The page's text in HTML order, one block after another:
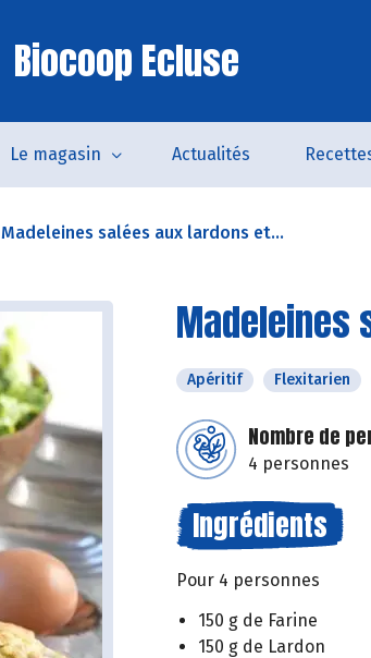
Biocoop Ecluse
Le magasin Actualités
Madeleines salées aux lardons et...
Madeleines
Apéritif Flexitarien
Nombre de
4 personnes
Ingrédients
Pour 4 personnes
150 g de Farine
150 g de Lardon